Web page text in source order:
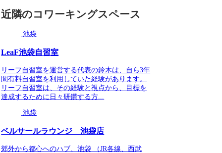
近隣のコワーキングスペース
池袋
LeaF池袋自習室
リーフ自習室を運営する代表の鈴木は、自ら3年
間有料自習室を利用していた経験があります。
リーフ自習室は、その経験と視点から、目標を
達成するために日々研鑽する方...
池袋
ベルサールラウンジ 池袋店
郊外から都心へのハブ、池袋 （JR各線、西武